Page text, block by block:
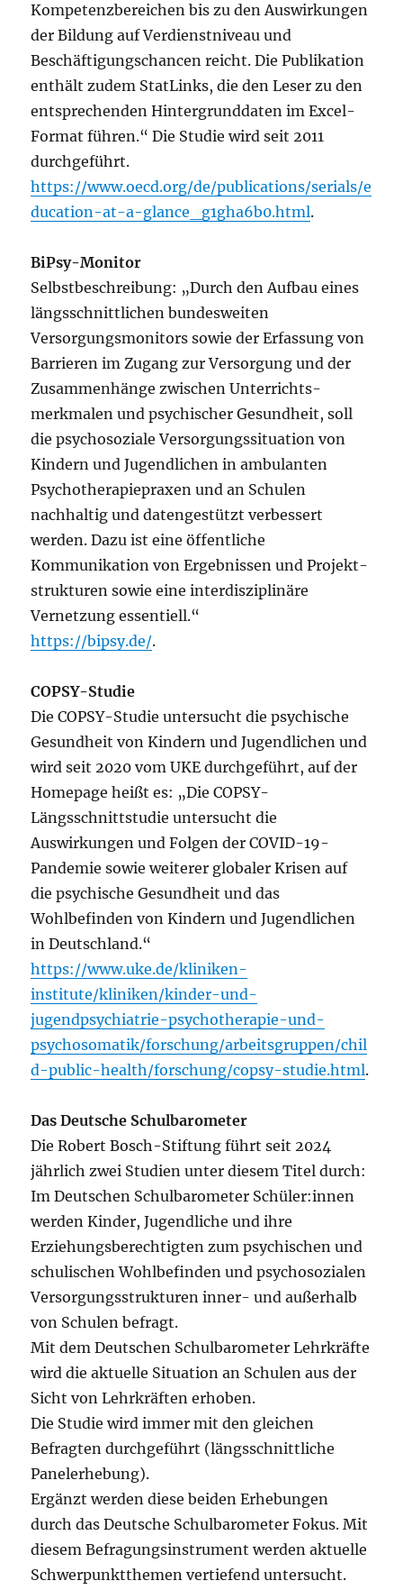
Kompetenzbereichen bis zu den Auswirkungen
der Bildung auf Verdienstniveau und
Beschäftigungschancen reicht. Die Publikation
enthält zudem StatLinks, die den Leser zu den
entsprechenden Hintergrunddaten im Excel-
Format führen.“ Die Studie wird seit 2011
durchgeführt.
https://www.oecd.org/de/publications/serials/e
ducation-at-a-glance_g1gha6b0.html.
BiPsy-Monitor
Selbstbeschreibung: „Durch den Aufbau eines
längs­schnitt­lichen bundes­weiten
Versorgungs­monitors sowie der Erfassung von
Barrieren im Zugang zur Versorgung und der
Zusammen­hänge zwischen Unterrichts­
merkmalen und psychischer Gesundheit, soll
die psycho­soziale Versorgungs­situation von
Kindern und Jugendlichen in ambulanten
Psycho­therapie­praxen und an Schulen
nachhaltig und daten­gestützt verbessert
werden. Dazu ist eine öffentliche
Kommunikation von Ergebnissen und Projekt­
strukturen sowie eine inter­disziplinäre
Vernetzung essentiell.“
https://bipsy.de/.
COPSY-Studie
Die COPSY-Studie untersucht die psychische
Gesundheit von Kindern und Jugendlichen und
wird seit 2020 vom UKE durchgeführt, auf der
Homepage heißt es: „Die COPSY-
Längsschnittstudie untersucht die
Auswirkungen und Folgen der COVID-19-
Pandemie sowie weiterer globaler Krisen auf
die psychische Gesundheit und das
Wohlbefinden von Kindern und Jugendlichen
in Deutschland.“
https://www.uke.de/kliniken-
institute/kliniken/kinder-und-
jugendpsychiatrie-psychotherapie-und-
psychosomatik/forschung/arbeitsgruppen/chil
d-public-health/forschung/copsy-studie.html.
Das Deutsche Schulbarometer
Die Robert Bosch-Stiftung führt seit 2024
jährlich zwei Studien unter diesem Titel durch:
Im Deutschen Schulbarometer Schüler:innen
werden Kinder, Jugendliche und ihre
Erziehungsberechtigten zum psychischen und
schulischen Wohlbefinden und psychosozialen
Versorgungsstrukturen inner- und außerhalb
von Schulen befragt.
Mit dem Deutschen Schulbarometer Lehrkräfte
wird die aktuelle Situation an Schulen aus der
Sicht von Lehrkräften erhoben.
Die Studie wird immer mit den gleichen
Befragten durchgeführt (längsschnittliche
Panelerhebung).
Ergänzt werden diese beiden Erhebungen
durch das Deutsche Schulbarometer Fokus. Mit
diesem Befragungsinstrument werden aktuelle
Schwerpunktthemen vertiefend untersucht.